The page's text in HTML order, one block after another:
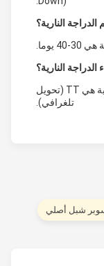
النارية؟
النارية؟
الجواب: شروط الدفع لشراء الدراجة النارية هي TT (تحويل
تلغرافي).
أصلي